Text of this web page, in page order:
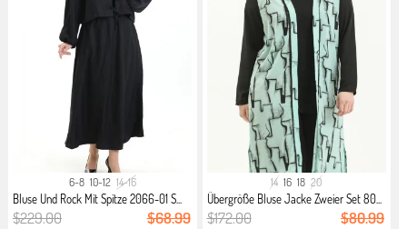
6-8 10-12 14-16
Bluse Und Rock Mit Spitze 2066-01 S...
$229.00 $68.99
14 16 18 20
Übergröße Bluse Jacke Zweier Set 80...
$172.00 $80.99